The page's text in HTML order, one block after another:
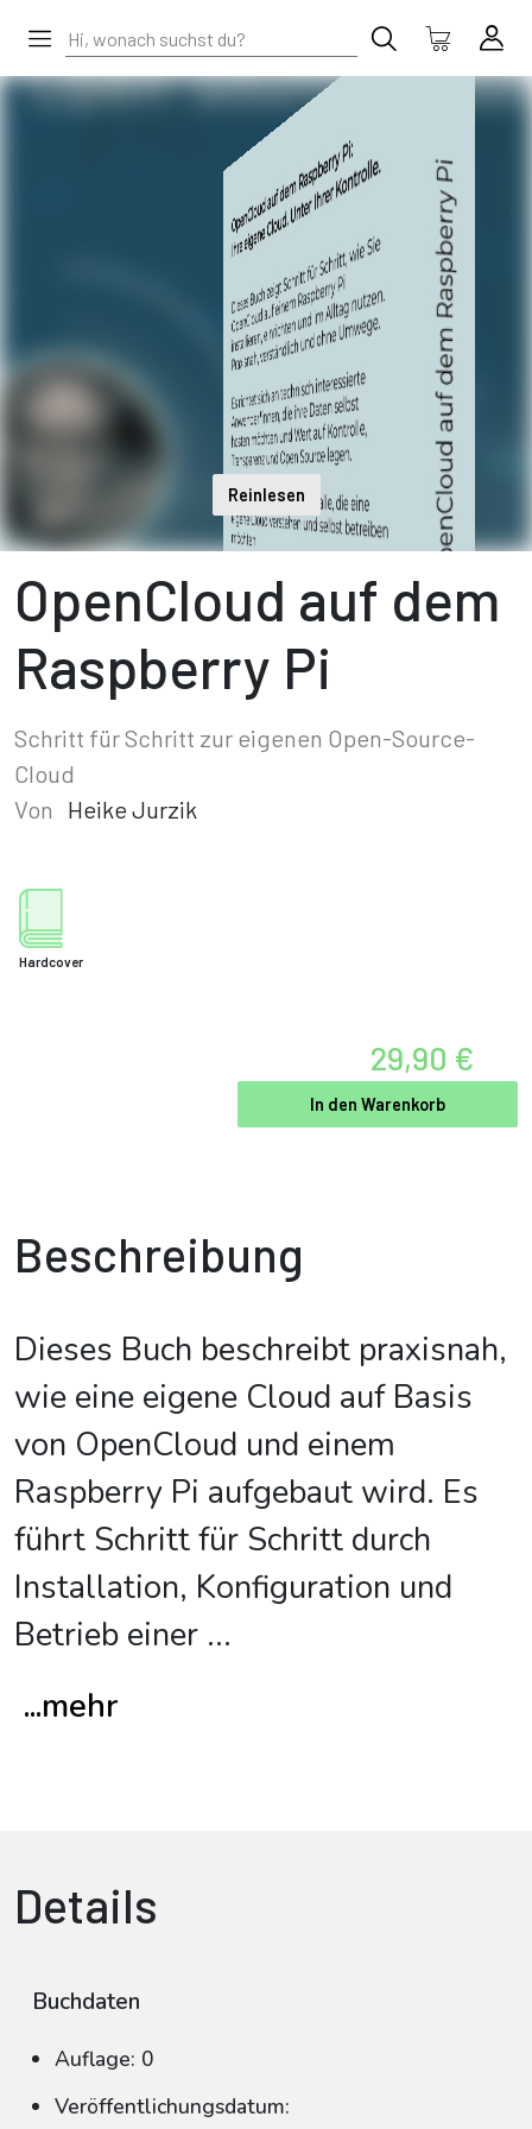
Reinlesen
OpenCloud auf dem
Raspberry Pi
Schritt für Schritt zur eigenen Open-Source-
Cloud
Von
Heike Jurzik
Hardcover
29,90 €
In den Warenkorb
Beschreibung
Dieses Buch beschreibt praxisnah,
wie eine eigene Cloud auf Basis
von OpenCloud und einem
Raspberry Pi aufgebaut wird. Es
führt Schritt für Schritt durch
Installation, Konfiguration und
Betrieb einer ...
...mehr
Details
Buchdaten
Auflage: 0
Veröffentlichungsdatum: